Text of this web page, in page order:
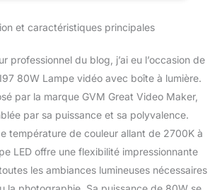
who wants to shoot
flash, candles, TV, bad
bulb, explosion, fire egg
Vre, Paparae zzies. 【Dual
Direct AC power supply. ②
Powered by 2 NP series
batteries (battery not
included), so you can use
the light anywhere. Built-in
et caractéristiques principales
professionnel du blog, j’ai eu l’occasion de
80W Lampe vidéo avec boîte à lumière.
par la marque GVM Great Video Maker,
par sa puissance et sa polyvalence.
température de couleur allant de 2700K à
LED offre une flexibilité impressionnante
les ambiances lumineuses nécessaires